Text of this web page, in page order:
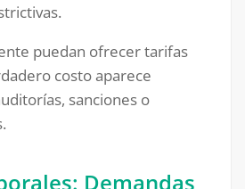
puedan ofrecer tarifas
costo aparece
sanciones o
Demandas